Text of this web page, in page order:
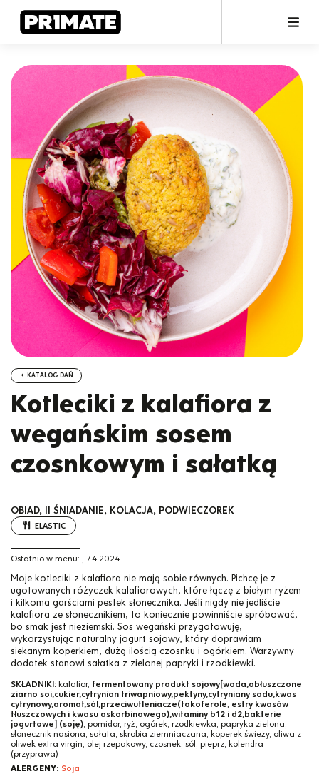
KATALOG DAŃ
Kotleciki z kalafiora z
wegańskim sosem
czosnkowym i sałatką
OBIAD, II ŚNIADANIE, KOLACJA, PODWIECZOREK
ELASTIC
Ostatnio w menu: , 7.4.2024
Moje kotleciki z kalafiora nie mają sobie równych. Pichcę je z
ugotowanych różyczek kalafiorowych, które łączę z białym ryżem
i kilkoma garściami pestek słonecznika. Jeśli nigdy nie jedliście
kalafiora ze słonecznikiem, to koniecznie powinniście spróbować,
bo smak jest nieziemski. Sos wegański przygotowuję,
wykorzystując naturalny jogurt sojowy, który doprawiam
siekanym koperkiem, dużą ilością czosnku i ogórkiem. Warzywny
dodatek stanowi sałatka z zielonej papryki i rzodkiewki.
SKŁADNIKI: kalafior, fermentowany produkt sojowy[woda,obłuszczone
ziarno soi,cukier,cytrynian triwapniowy,pektyny,cytryniany sodu,kwas
cytrynowy,aromat,sól,przeciwutleniacze(tokoferole, estry kwasów
tłuszczowych i kwasu askorbinowego),witaminy b12 i d2,bakterie
jogurtowe] (soję), pomidor, ryż, ogórek, rzodkiewka, papryka zielona,
słonecznik nasiona, sałata, skrobia ziemniaczana, koperek świeży, oliwa z
oliwek extra virgin, olej rzepakowy, czosnek, sól, pieprz, kolendra
(przyprawa)
ALERGENY: Soja